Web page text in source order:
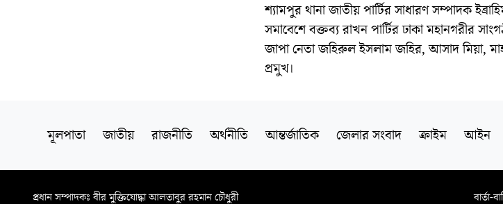
শ্যামপুর থানা জাতীয় পার্টির সাধারণ সম্পাদক
সমাবেশে বক্তব্য রাখন পার্টির ঢাকা মহানগরীর
জাপা নেতা জহিরুল ইসলাম জহির, আসাদ মিয়া,
প্রমুখ।
মূলপাতা জাতীয় রাজনীতি অর্থনীতি আন্তর্জাতিক জেলার সংবাদ ক্রাইম আইন
প্রধান সম্পাদকঃ বীর মুক্তিযোদ্ধা আলতাবুর রহমান চৌধুরী বার্তা-